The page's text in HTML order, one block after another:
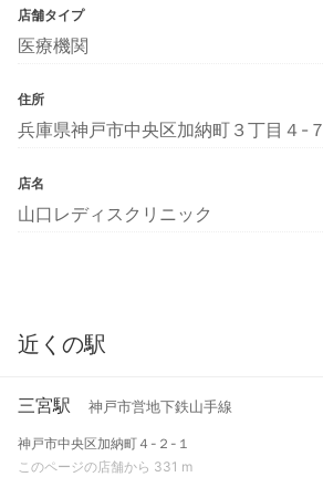
店舗タイプ
医療機関
住所
兵庫県神戸市中央区加納町３丁目４-７
店名
山口レディスクリニック
近くの駅
三宮駅 神戸市営地下鉄山手線
神戸市中央区加納町４-２-１
このページの店舗から 331 m